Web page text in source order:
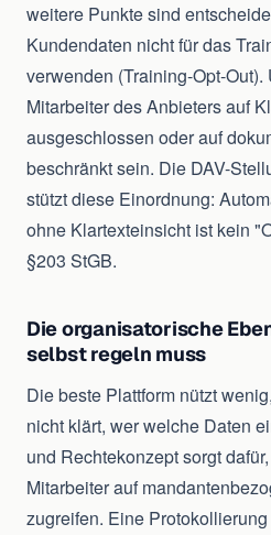
weitere Punkte sind
Kundendaten nicht für das
verwenden (Training-Opt-
Mitarbeiter des Anbieters auf
ausgeschlossen oder auf
beschränkt sein. Die DAV-
stützt diese Einordnung:
ohne Klartexteinsicht ist kein
§203 StGB.
Die organisatorische
selbst regeln muss
Die beste Plattform nützt
nicht klärt, wer welche Daten
und Rechtekonzept sorgt
Mitarbeiter auf
zugreifen. Eine